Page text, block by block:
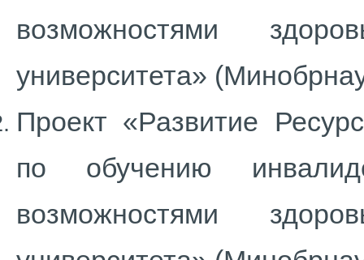
возможностями
университета»
Проект «Развитие
по обучению
возможностями